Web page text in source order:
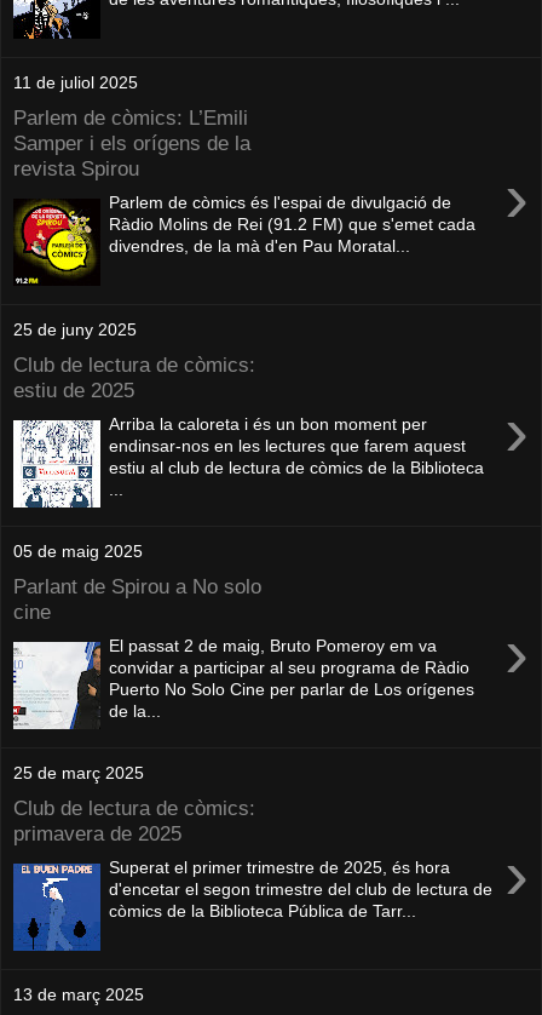
11 de juliol 2025
Parlem de còmics: L’Emili
Samper i els orígens de la
revista Spirou
›
Parlem de còmics és l'espai de divulgació de
Ràdio Molins de Rei (91.2 FM) que s'emet cada
divendres, de la mà d'en Pau Moratal...
25 de juny 2025
Club de lectura de còmics:
estiu de 2025
›
Arriba la caloreta i és un bon moment per
endinsar-nos en les lectures que farem aquest
estiu al club de lectura de còmics de la Biblioteca
...
05 de maig 2025
Parlant de Spirou a No solo
cine
›
El passat 2 de maig, Bruto Pomeroy em va
convidar a participar al seu programa de Ràdio
Puerto No Solo Cine per parlar de Los orígenes
de la...
25 de març 2025
Club de lectura de còmics:
primavera de 2025
›
Superat el primer trimestre de 2025, és hora
d'encetar el segon trimestre del club de lectura de
còmics de la Biblioteca Pública de Tarr...
13 de març 2025